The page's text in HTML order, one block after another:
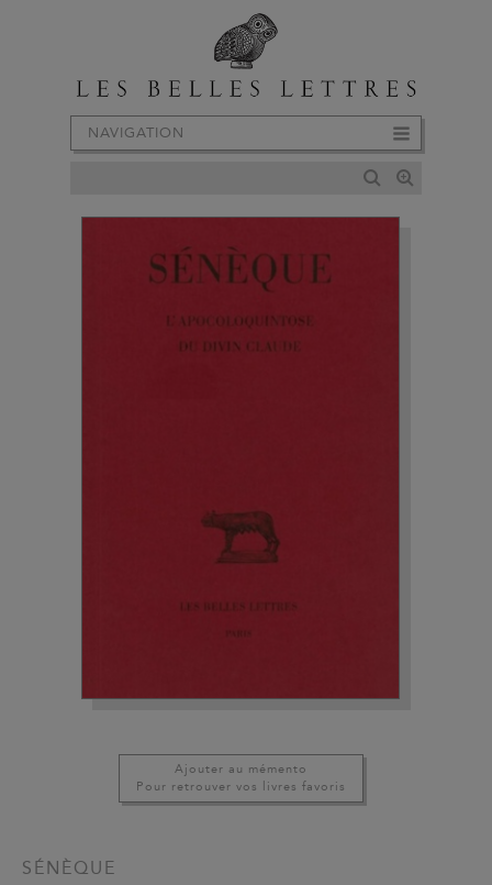
NAVIGATION
Ajouter au mémento
Pour retrouver vos livres favoris
SÉNÈQUE